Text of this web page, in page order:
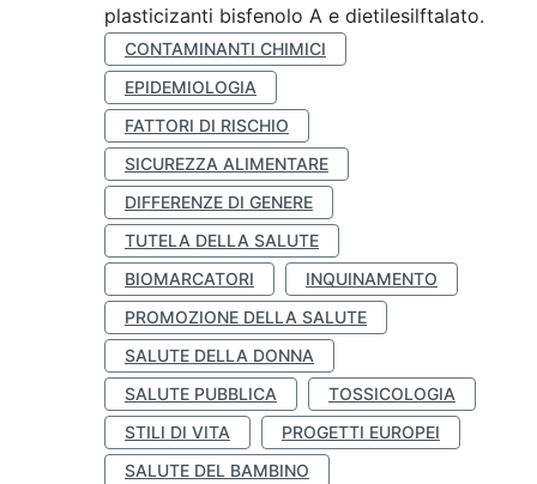
plasticizanti bisfenolo A e dietilesilftalato.
CONTAMINANTI CHIMICI
EPIDEMIOLOGIA
FATTORI DI RISCHIO
SICUREZZA ALIMENTARE
DIFFERENZE DI GENERE
TUTELA DELLA SALUTE
BIOMARCATORI
INQUINAMENTO
PROMOZIONE DELLA SALUTE
SALUTE DELLA DONNA
SALUTE PUBBLICA
TOSSICOLOGIA
STILI DI VITA
PROGETTI EUROPEI
SALUTE DEL BAMBINO